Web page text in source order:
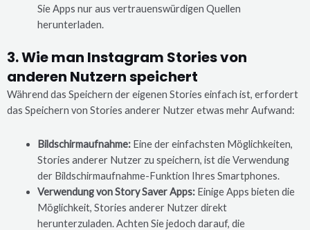
Sie Apps nur aus vertrauenswürdigen Quellen
herunterladen.
3. Wie man Instagram Stories von
anderen Nutzern speichert
Während das Speichern der eigenen Stories einfach ist, erfordert
das Speichern von Stories anderer Nutzer etwas mehr Aufwand:
Bildschirmaufnahme:Eine der einfachsten Möglichkeiten,
Stories anderer Nutzer zu speichern, ist die Verwendung
der Bildschirmaufnahme-Funktion Ihres Smartphones.
Verwendung von Story Saver Apps:Einige Apps bieten die
Möglichkeit, Stories anderer Nutzer direkt
herunterzuladen. Achten Sie jedoch darauf, die